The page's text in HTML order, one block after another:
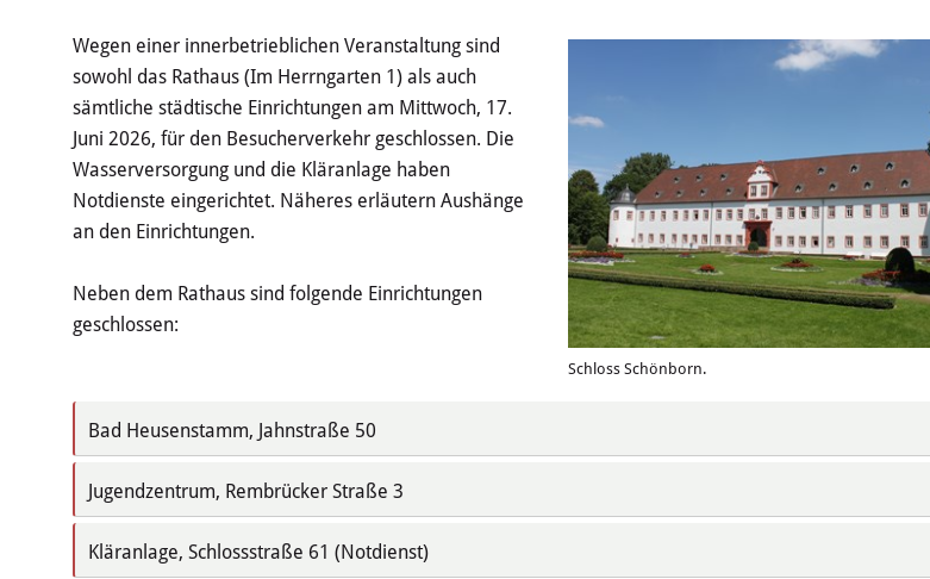
Schloss Schönborn.
Wegen einer innerbetrieblichen Veranstaltung sind
sowohl das Rathaus (Im Herrngarten 1) als auch
sämtliche städtische Einrichtungen am Mittwoch, 17.
Juni 2026, für den Besucherverkehr geschlossen. Die
Wasserversorgung und die Kläranlage haben
Notdienste eingerichtet. Näheres erläutern Aushänge
an den Einrichtungen.
Neben dem Rathaus sind folgende Einrichtungen
geschlossen:
Bad Heusenstamm, Jahnstraße 50
Jugendzentrum, Rembrücker Straße 3
Kläranlage, Schlossstraße 61 (Notdienst)